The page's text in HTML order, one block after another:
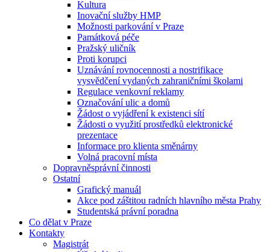
Kultura
Inovační služby HMP
Možnosti parkování v Praze
Památková péče
Pražský uličník
Proti korupci
Uznávání rovnocennosti a nostrifikace
vysvědčení vydaných zahraničními školami
Regulace venkovní reklamy
Označování ulic a domů
Žádost o vyjádření k existenci sítí
Žádosti o využití prostředků elektronické
prezentace
Informace pro klienta směnárny
Volná pracovní místa
Dopravněsprávní činnosti
Ostatní
Grafický manuál
Akce pod záštitou radních hlavního města Prahy
Studentská právní poradna
Co dělat v Praze
Kontakty
Magistrát